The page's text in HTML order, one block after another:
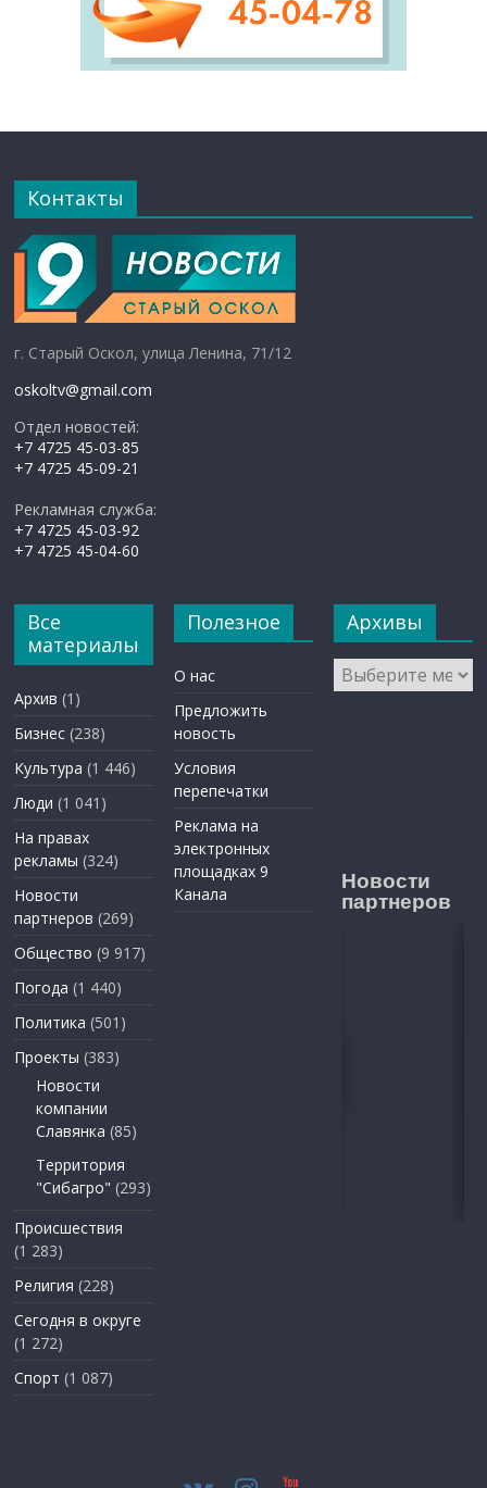
Контакты
г. Старый Оскол, улица Ленина, 71/12
oskoltv@gmail.com
Отдел новостей:
+7 4725 45-03-85
+7 4725 45-09-21
Рекламная служба:
+7 4725 45-03-92
+7 4725 45-04-60
Все
материалы
Архив (1)
Бизнес (238)
Культура (1 446)
Люди (1 041)
На правах
рекламы (324)
Новости
партнеров (269)
Общество (9 917)
Погода (1 440)
Политика (501)
Проекты (383)
Новости
компании
Славянка (85)
Территория
"Сибагро" (293)
Происшествия
(1 283)
Религия (228)
Сегодня в округе
(1 272)
Спорт (1 087)
Полезное
О нас
Предложить
новость
Условия
перепечатки
Реклама на
электронных
площадках 9
Канала
Архивы
Архивы
Новости
партнеров